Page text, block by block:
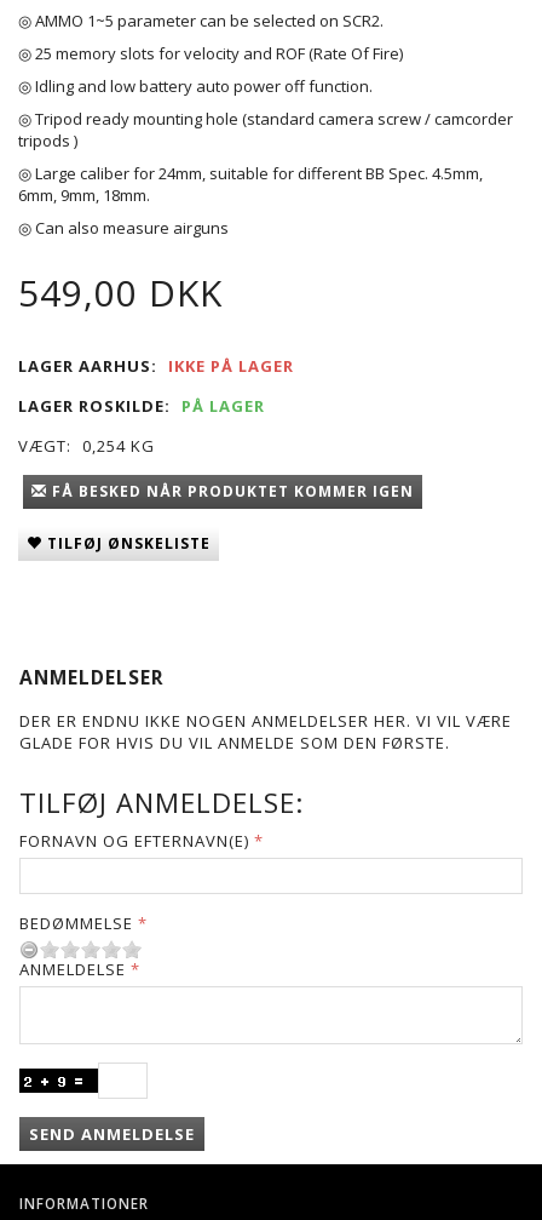
◎ AMMO 1~5 parameter can be selected on SCR2.
◎ 25 memory slots for velocity and ROF (Rate Of Fire)
◎ Idling and low battery auto power off function.
◎ Tripod ready mounting hole (standard camera screw / camcorder
tripods )
◎ Large caliber for 24mm, suitable for different BB Spec. 4.5mm,
6mm, 9mm, 18mm.
◎ Can also measure airguns
549,00 DKK
LAGER AARHUS:
IKKE PÅ LAGER
LAGER ROSKILDE:
PÅ LAGER
VÆGT:
0,254 KG
FÅ BESKED NÅR PRODUKTET KOMMER IGEN
TILFØJ ØNSKELISTE
ANMELDELSER
DER ER ENDNU IKKE NOGEN ANMELDELSER HER. VI VIL VÆRE
GLADE FOR HVIS DU VIL ANMELDE SOM DEN FØRSTE.
TILFØJ ANMELDELSE:
FORNAVN OG EFTERNAVN(E)
BEDØMMELSE
ANMELDELSE
SEND ANMELDELSE
INFORMATIONER